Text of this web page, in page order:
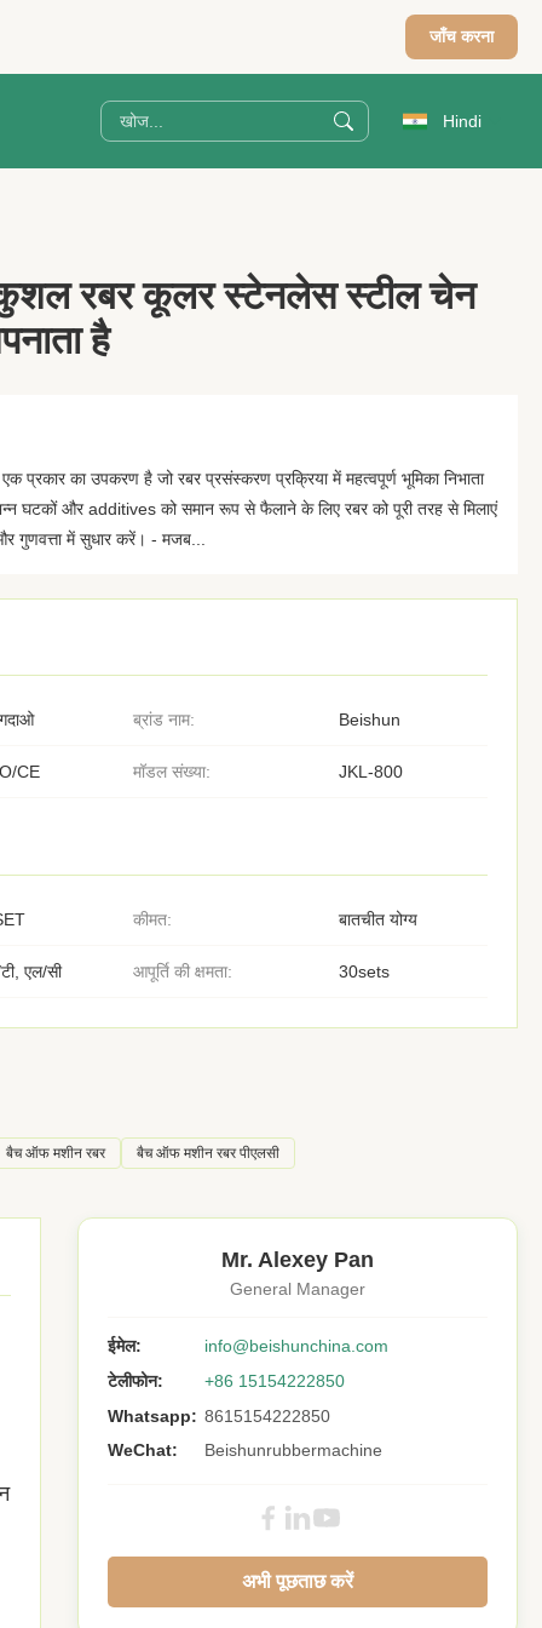
जाँच करना
Hindi
रबर कूलर स्टेनलेस स्टील चेन
है
प्रकार का उपकरण है जो रबर प्रसंस्करण प्रक्रिया में महत्वपूर्ण भूमिका निभाता
घटकों और additives को समान रूप से फैलाने के लिए रबर को पूरी तरह से मिलाएं
गुणवत्ता में सुधार करें। - मजब...
ब्रांड नाम: Beishun
CE मॉडल संख्या: JKL-800
कीमत: बातचीत योग्य
एल/सी आपूर्ति की क्षमता: 30sets
बैच ऑफ मशीन रबर बैच ऑफ मशीन रबर पीएलसी
Mr. Alexey Pan
General Manager
ईमेल:
info@beishunchina.com
टेलीफोन:
+86 15154222850
Whatsapp: 8615154222850
WeChat:
Beishunrubbermachine
अभी पूछताछ करें